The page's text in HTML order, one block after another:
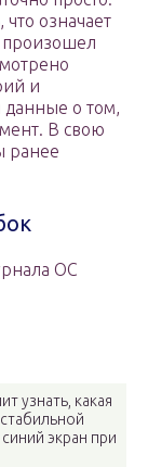
означает
произошел
и
данные о том,
В свою
ранее
ОС
узнать, какая
экран при